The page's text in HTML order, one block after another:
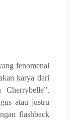
fenomenal
karya dari
atau justru
flashback